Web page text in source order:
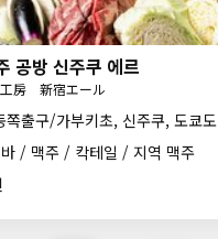
공방 신주쿠 에르
房 新宿エール
쪽출구/가부키초, 신주쿠, 도쿄도
/ 맥주 / 칵테일 / 지역 맥주